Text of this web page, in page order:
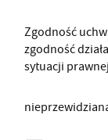
Zgodność
zgodność
sytuacji